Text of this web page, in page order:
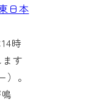
日本
時
す
）。